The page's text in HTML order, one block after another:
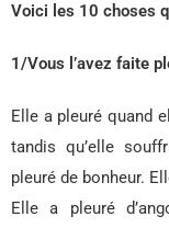
Voici les 10 choses
1/Vous l’avez faite
Elle a pleuré quand
tandis qu’elle
pleuré de bonheur.
Elle a pleuré